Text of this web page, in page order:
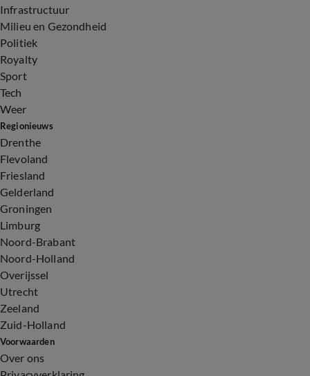
Infrastructuur
Milieu en Gezondheid
Politiek
Royalty
Sport
Tech
Weer
Regionieuws
Drenthe
Flevoland
Friesland
Gelderland
Groningen
Limburg
Noord-Brabant
Noord-Holland
Overijssel
Utrecht
Zeeland
Zuid-Holland
Voorwaarden
Over ons